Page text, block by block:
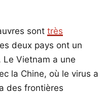
sont très
deux pays ont un
Vietnam a une
la Chine, où le virus a
des frontières